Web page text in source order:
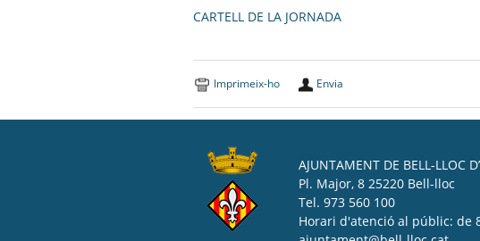
CARTELL DE LA JORNADA
Imprimeix-ho Envia
AJUNTAMENT DE BELL-LLOC
Pl. Major, 8 25220 Bell-lloc
Tel. 973 560 100
Horari d'atenció al públic: de